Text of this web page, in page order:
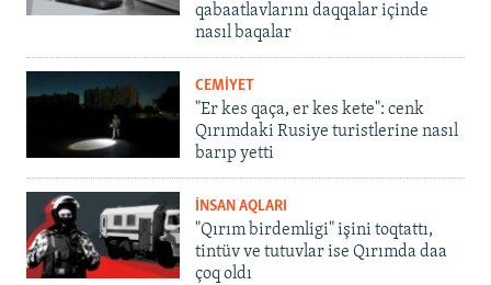
qabaatlavlarını daqqalar içinde
nasıl baqalar
CEMİYET
"Er kes qaça, er kes kete": cenk
Qırımdaki Rusiye turistlerine nasıl
barıp yetti
İNSAN AQLARI
"Qırım birdemligi" işini toqtattı,
tintüv ve tutuvlar ise Qırımda daa
çoq oldı